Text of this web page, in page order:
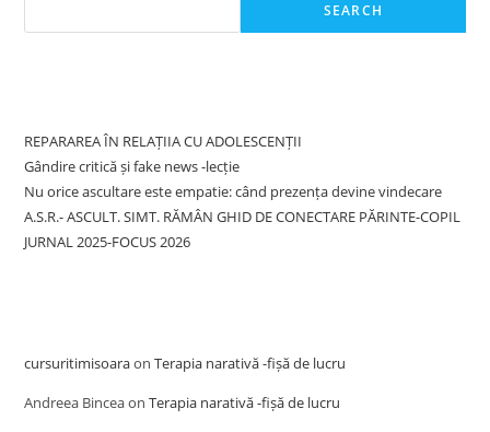
SEARCH
REPARAREA ÎN RELAȚIIA CU ADOLESCENȚII
Gândire critică și fake news -lecție
Nu orice ascultare este empatie: când prezența devine vindecare
A.S.R.- ASCULT. SIMT. RĂMÂN GHID DE CONECTARE PĂRINTE-COPIL
JURNAL 2025-FOCUS 2026
cursuritimisoaraonTerapia narativă -fișă de lucru
Andreea BinceaonTerapia narativă -fișă de lucru